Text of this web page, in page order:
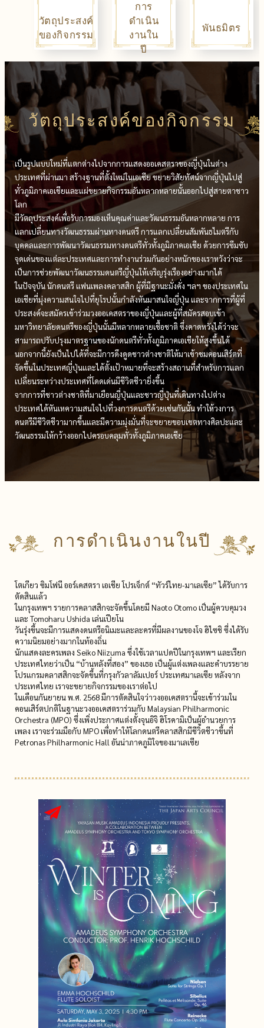
วัตถุประสงค์
ของกิจกรรม
การ
ดำเนิน
งานใน
ปี
พันธมิตร
วัตถุประสงค์ของกิจกรรม
เป็นรูปแบบใหม่ที่แตกต่างไปจากการแสดงออเคสตราของญี่ปุ่นในต่าง
ประเทศที่ผ่านมา สร้างฐานที่ตั้งใหม่ในเอเชีย ขยายวิสัยทัศน์จากญี่ปุ่นไปสู่
ทั่วภูมิภาคเอเชียและแผ่ขยายกิจกรรมอันหลากหลายนั้นออกไปสู่สายตาชาว
โลก
มีวัตถุประสงค์เพื่อรับการมองเห็นคุณค่าและวัฒนธรรมอันหลากหลาย การ
แลกเปลี่ยนทางวัฒนธรรมผ่านทางดนตรี การแลกเปลี่ยนสัมพันธไมตรีกับ
บุคคลและการพัฒนาวัฒนธรรมทางดนตรีทั่วทั้งภูมิภาคเอเชีย ด้วยการซึมซับ
จุดเด่นของแต่ละประเทศและการทำงานร่วมกันอย่างหนักของเราหวังว่าจะ
เป็นการช่วยพัฒนาวัฒนธรรมดนตรีญี่ปุ่นให้เจริญรุ่งเรืองอย่างมากได้
ในปัจจุบัน นักดนตรี แฟนเพลงคลาสสิก ผู้ที่มีฐานะมั่งคั่ง ฯลฯ ของประเทศใน
เอเชียที่มุ่งความสนใจไปที่ยุโรปนั้นกำลังหันมาสนใจญี่ปุ่น และจากการที่ผู้ที่
ประสงค์จะสมัครเข้าร่วมวงออเคสตราของญี่ปุ่นและผู้ที่สมัครสอบเข้า
มหาวิทยาลัยดนตรีของญี่ปุ่นนั้นมีหลากหลายเชื้อชาติ ซึ่งคาดหวังได้ว่าจะ
สามารถปรับปรุงมาตรฐานของนักดนตรีทั่วทั้งภูมิภาคเอเชียให้สูงขึ้นได้
นอกจากนี้ยังเป็นไปได้ที่จะมีการดึงดูดชาวต่างชาติให้มาเข้าชมคอนเสิร์ตที่
จัดขึ้นในประเทศญี่ปุ่นและได้ตั้งเป้าหมายที่จะสร้างสถานที่สำหรับการแลก
เปลี่ยนระหว่างประเทศที่โดดเด่นมีชีวิตชีวายิ่งขึ้น
จากการที่ชาวต่างชาติที่มาเยือนญี่ปุ่นและชาวญี่ปุ่นที่เดินทางไปต่าง
ประเทศได้หันเหความสนใจไปที่วงการดนตรีด้วยเช่นกันนั้น ทำให้วงการ
ดนตรีมีชีวิตชีวามากขึ้นและมีความมุ่งมั่นที่จะขยายขอบเขตทางศิลปะและ
วัฒนธรรมให้กว้างออกไปครอบคลุมทั่วทั้งภูมิภาคเอเชีย
การดำเนินงานในปี
โตเกียว ซิมโฟนี ออร์เคสตรา เอเชีย โปรเจ็กต์ “ทัวร์ไทย-มาเลเซีย” ได้รับการ
ตัดสินแล้ว
ในกรุงเทพฯ รายการคลาสสิกจะจัดขึ้นโดยมี Naoto Otomo เป็นผู้ควบคุมวง
และ Tomoharu Ushida เล่นเปียโน
วันรุ่งขึ้นจะมีการแสดงดนตรีอนิเมะและละครที่มีผลงานของโจ ฮิไซชิ ซึ่งได้รับ
ความนิยมอย่างมากในท้องถิ่น
นักแสดงละครเพลง Seiko Niizuma ซึ่งใช้เวลาแปดปีในกรุงเทพฯ และเรียก
ประเทศไทยว่าเป็น “บ้านหลังที่สอง” ของเธอ เป็นผู้แต่งเพลงและคำบรรยาย
โปรแกรมคลาสสิกจะจัดขึ้นที่กรุงกัวลาลัมเปอร์ ประเทศมาเลเซีย หลังจาก
ประเทศไทย เราจะขยายกิจกรรมของเราต่อไป
ในเดือนกันยายน พ.ศ. 2568 มีการตัดสินใจว่าวงออเคสตรานี้จะเข้าร่วมใน
คอนเสิร์ตปกติในฐานะวงออเคสตราร่วมกับ Malaysian Philharmonic
Orchestra (MPO) ซึ่งเพิ่งประกาศแต่งตั้งจุนอิจิ ฮิโรคามิเป็นผู้อำนวยการ
เพลง เราจะร่วมมือกับ MPO เพื่อทำให้โลกดนตรีคลาสสิกมีชีวิตชีวาขึ้นที่
Petronas Philharmonic Hall อันน่าภาคภูมิใจของมาเลเซีย